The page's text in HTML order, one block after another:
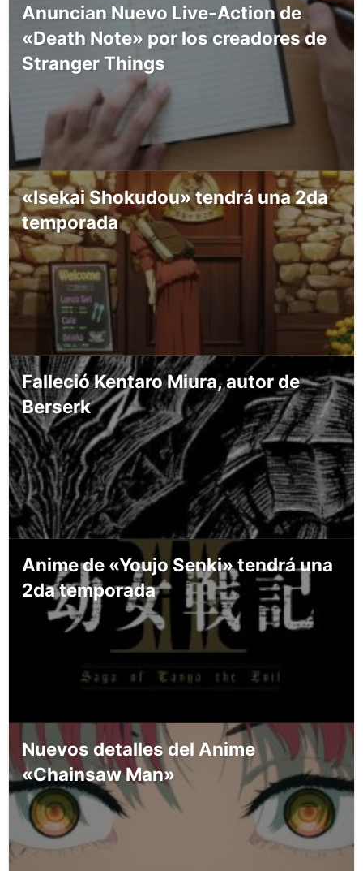
Anuncian Nuevo Live-Action de
«Death Note» por los creadores de
Stranger Things
«Isekai Shokudou» tendrá una 2da
temporada
Falleció Kentaro Miura, autor de
Berserk
Anime de «Youjo Senki» tendrá una
2da temporada
Nuevos detalles del Anime
«Chainsaw Man»